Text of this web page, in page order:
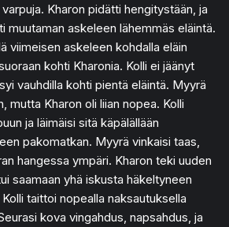
Kharon pidätti hengitystään, ja
muutaman askeleen lähemmäs eläintä.
viimeisen askeleen kohdalla eläin
kohti Kharonia. Kolli ei jäänyt
vauhdilla kohti pientä eläintä. Myyrä
mutta Kharon oli liian nopea. Kolli
ja läimäisi sitä käpälällään
pakomatkan. Myyrä vinkaisi taas,
hangessa ympäri. Kharon teki uuden
saamaan yhä iskusta häkeltyneen
taittoi nopealla naksautuksella
kova vingahdus, napsahdus, ja